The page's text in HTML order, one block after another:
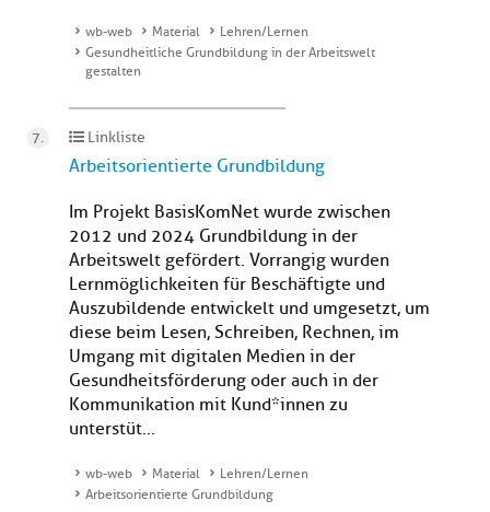
wb-web Material
Lehren/Lernen
Gesundheitliche Grundbildung in der Arbeitswelt
gestalten
Linkliste
Arbeitsorientierte Grundbildung
Im Projekt BasisKomNet wurde zwischen
2012 und 2024 Grundbildung in der
Arbeitswelt gefördert. Vorrangig wurden
Lernmöglichkeiten für Beschäftigte und
Auszubildende entwickelt und umgesetzt, um
diese beim Lesen, Schreiben, Rechnen, im
Umgang mit digitalen Medien in der
Gesundheitsförderung oder auch in der
Kommunikation mit Kund*innen zu
unterstüt...
wb-web Material
Lehren/Lernen
Arbeitsorientierte Grundbildung